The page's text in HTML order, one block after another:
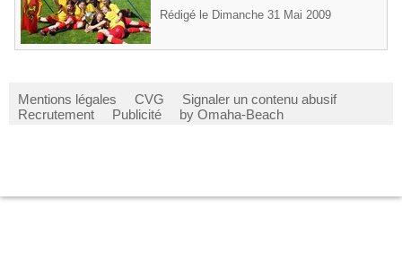
Rédigé le Dimanche 31 Mai 2009
Mentions légales CVG
Signaler un contenu abusif
Recrutement
Publicité by Omaha-Beach